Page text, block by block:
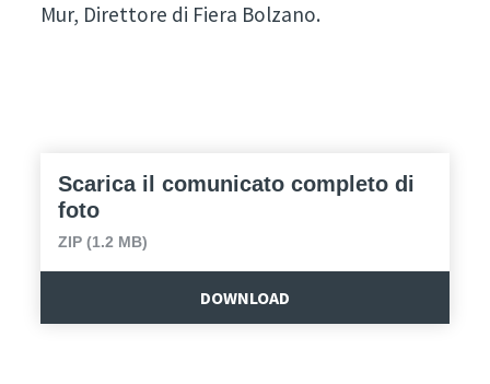
Mur, Direttore di Fiera Bolzano.
Scarica il comunicato completo di
foto
ZIP (1.2 MB)
DOWNLOAD